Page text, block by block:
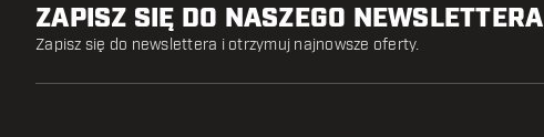
ZAPISZ SIĘ DO NASZEGO NEWSLETTERA
Zapisz się do newslettera i otrzymuj najnowsze oferty.